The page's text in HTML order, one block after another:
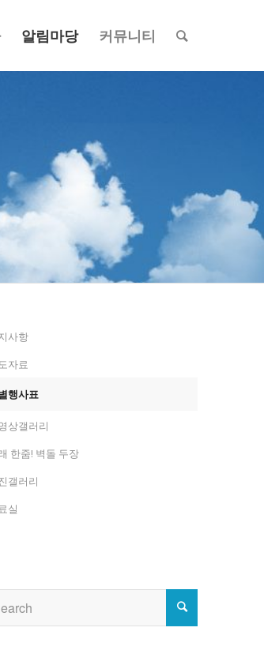
알림마당 커뮤니티
사항
자료
행사표
상갤러리
한줌! 벽돌 두장
갤러리
실